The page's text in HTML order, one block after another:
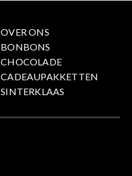
OVER ONS
BONBONS
CHOCOLADE
CADEAUPAKKETTEN
SINTERKLAAS